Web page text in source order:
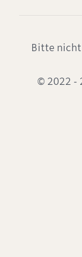
Bitte
© 2022 -